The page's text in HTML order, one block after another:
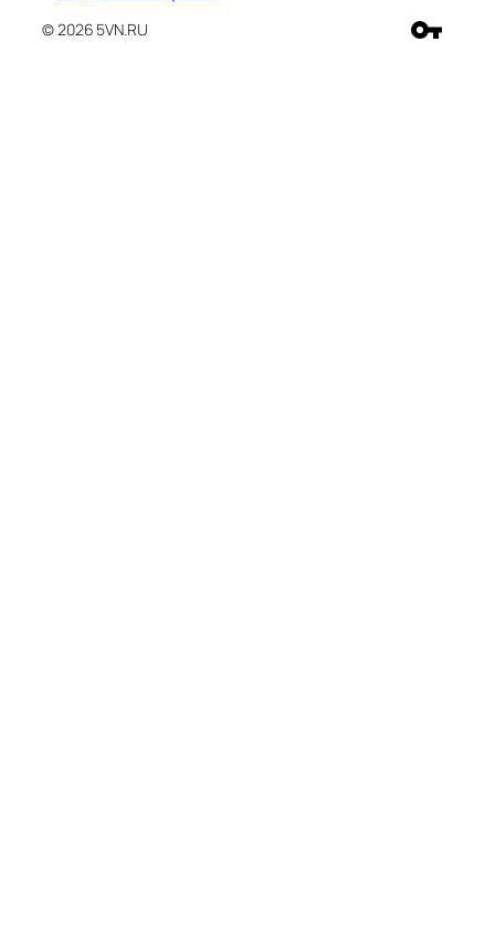
© 2026 5VN.RU